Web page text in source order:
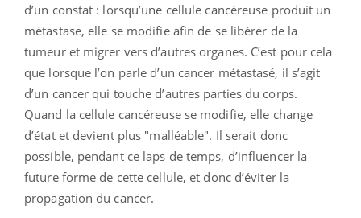
d’un constat : lorsqu’une cellule cancéreuse produit un
métastase, elle se modifie afin de se libérer de la
tumeur et migrer vers d’autres organes. C’est pour cela
que lorsque l’on parle d’un cancer métastasé, il s’agit
d’un cancer qui touche d’autres parties du corps.
Quand la cellule cancéreuse se modifie, elle change
d’état et devient plus "malléable". Il serait donc
possible, pendant ce laps de temps, d’influencer la
future forme de cette cellule, et donc d’éviter la
propagation du cancer.